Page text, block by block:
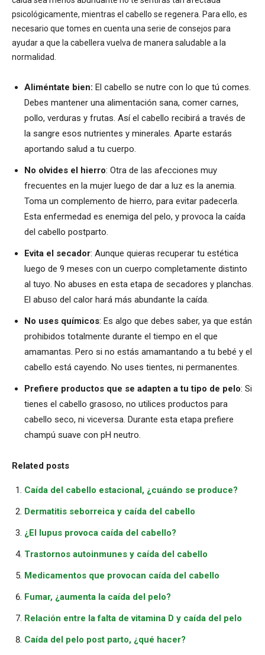
psicológicamente, mientras el cabello se regenera. Para ello, es
necesario que tomes en cuenta una serie de consejos para
ayudar a que la cabellera vuelva de manera saludable a la
normalidad.
Aliméntate bien: El cabello se nutre con lo que tú comes.
Debes mantener una alimentación sana, comer carnes,
pollo, verduras y frutas. Así el cabello recibirá a través de
la sangre esos nutrientes y minerales. Aparte estarás
aportando salud a tu cuerpo.
No olvides el hierro: Otra de las afecciones muy
frecuentes en la mujer luego de dar a luz es la anemia.
Toma un complemento de hierro, para evitar padecerla.
Esta enfermedad es enemiga del pelo, y provoca la caída
del cabello postparto.
Evita el secador: Aunque quieras recuperar tu estética
luego de 9 meses con un cuerpo completamente distinto
al tuyo. No abuses en esta etapa de secadores y planchas.
El abuso del calor hará más abundante la caída.
No uses químicos: Es algo que debes saber, ya que están
prohibidos totalmente durante el tiempo en el que
amamantas. Pero si no estás amamantando a tu bebé y el
cabello está cayendo. No uses tientes, ni permanentes.
Prefiere productos que se adapten a tu tipo de pelo: Si
tienes el cabello grasoso, no utilices productos para
cabello seco, ni viceversa. Durante esta etapa prefiere
champú suave con pH neutro.
Related posts
Caída del cabello estacional, ¿cuándo se produce?
Dermatitis seborreica y caída del cabello
¿El lupus provoca caída del cabello?
Trastornos autoinmunes y caída del cabello
Medicamentos que provocan caída del cabello
Fumar, ¿aumenta la caída del pelo?
Relación entre la falta de vitamina D y caída del pelo
Caída del pelo post parto, ¿qué hacer?